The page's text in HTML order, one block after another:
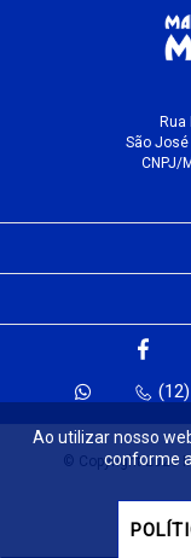
São José
CNPJ/
© Copyright 2026
Feito
Ao utilizar nosso
conforme